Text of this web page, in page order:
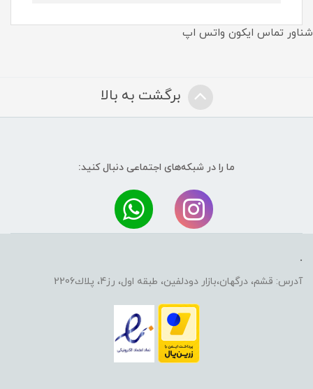
شناور تماس ایکون واتس اپ
برگشت به بالا
ما را در شبکه‌های اجتماعی دنبال کنید:
.
آدرس: قشم، درگهان،بازار دودلفين، طبقه اول، رز4، پلاك2206